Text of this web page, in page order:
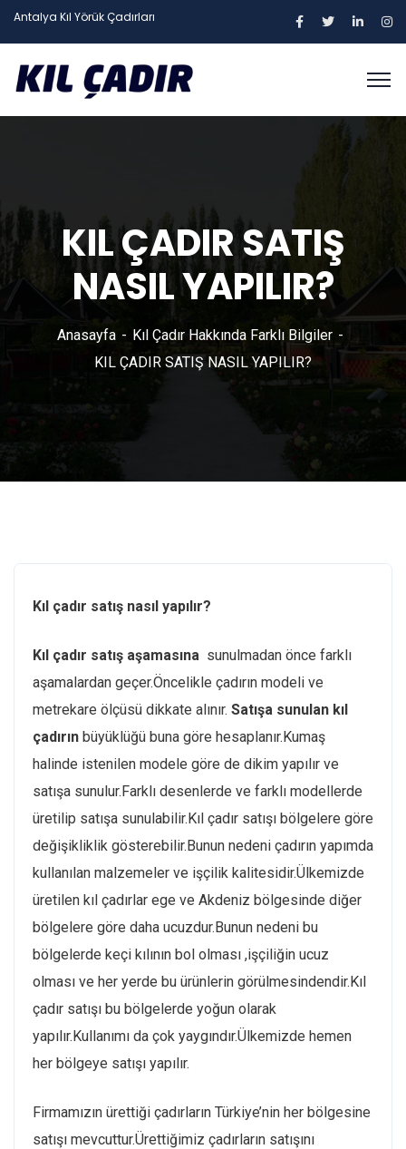
Antalya Kıl Yörük Çadırları
KIL ÇADIR SATIŞ
NASIL YAPILIR?
Anasayfa
Kıl Çadır Hakkında Farklı Bilgiler
KIL ÇADIR SATIŞ NASIL YAPILIR?
Kıl çadır satış nasıl yapılır?
Kıl çadır satış aşamasına sunulmadan önce farklı
aşamalardan geçer.Öncelikle çadırın modeli ve
metrekare ölçüsü dikkate alınır. Satışa sunulan kıl
çadırın büyüklüğü buna göre hesaplanır.Kumaş
halinde istenilen modele göre de dikim yapılır ve
satışa sunulur.Farklı desenlerde ve farklı modellerde
üretilip satışa sunulabilir.Kıl çadır satışı bölgelere göre
değişikliklik gösterebilir.Bunun nedeni çadırın yapımda
kullanılan malzemeler ve işçilik kalitesidir.Ülkemizde
üretilen kıl çadırlar ege ve Akdeniz bölgesinde diğer
bölgelere göre daha ucuzdur.Bunun nedeni bu
bölgelerde keçi kılının bol olması ,işçiliğin ucuz
olması ve her yerde bu ürünlerin görülmesindendir.Kıl
çadır satışı bu bölgelerde yoğun olarak
yapılır.Kullanımı da çok yaygındır.Ülkemizde hemen
her bölgeye satışı yapılır.
Firmamızın ürettiği çadırların Türkiye’nin her bölgesine
satışı mevcuttur.Ürettiğimiz çadırların satışını